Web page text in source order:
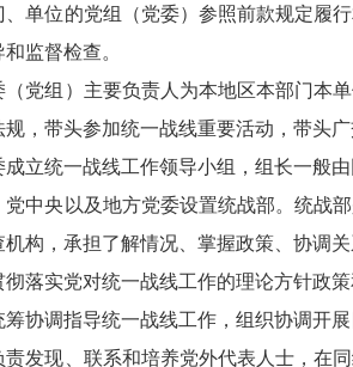
位的党组（党委）参照前款规定履行
监督检查。
组）主要负责人为本地区本部门本单
，带头参加统一战线重要活动，带头广
统一战线工作领导小组，组长一般由
央以及地方党委设置统战部。统战部
构，承担了解情况、掌握政策、协调
实党对统一战线工作的理论方针政策
调指导统一战线工作，组织协调开展
现、联系和培养党外代表人士，在同